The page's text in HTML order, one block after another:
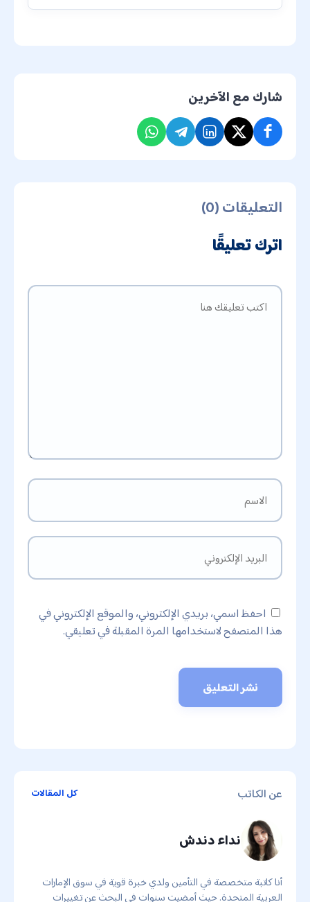
شارك مع الآخرين
التعليقات (0)
اترك تعليقًا
احفظ اسمي، بريدي الإلكتروني، والموقع الإلكتروني في
هذا المتصفح لاستخدامها المرة المقبلة في تعليقي.
عن الكاتب كل المقالات
نداء دندش
أنا كاتبة متخصصة في التأمين ولدي خبرة قوية في سوق الإمارات
العربية المتحدة. حيث أمضيت سنوات في البحث عن تغييرات